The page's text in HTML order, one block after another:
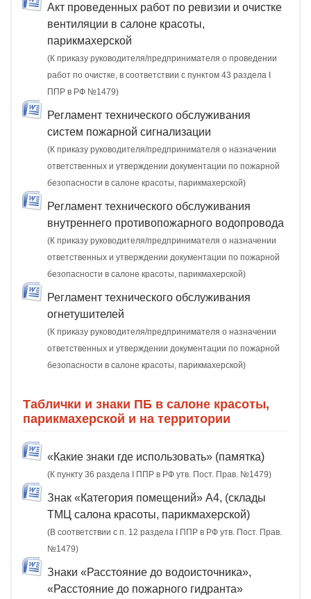
Акт проведенных работ по ревизии и очистке
вентиляции в салоне красоты,
парикмахерской
(К приказу руководителя/предпринимателя о проведении
работ по очистке, в соответствии с пунктом 43 раздела I
ППР в РФ №1479)
Регламент технического обслуживания
систем пожарной сигнализации
(К приказу руководителя/предпринимателя о назначении
ответственных и утверждении документации по пожарной
безопасности в салоне красоты, парикмахерской)
Регламент технического обслуживания
внутреннего противопожарного водопровода
(К приказу руководителя/предпринимателя о назначении
ответственных и утверждении документации по пожарной
безопасности в салоне красоты, парикмахерской)
Регламент технического обслуживания
огнетушителей
(К приказу руководителя/предпринимателя о назначении
ответственных и утверждении документации по пожарной
безопасности в салоне красоты, парикмахерской)
Таблички и знаки ПБ в салоне красоты,
парикмахерской и на территории
«Какие знаки где использовать» (памятка)
(К пункту 36 раздела I ППР в РФ утв. Пост. Прав. №1479)
Знак «Категория помещений» А4, (склады
ТМЦ салона красоты, парикмахерской)
(В соответствии с п. 12 раздела I ППР в РФ утв. Пост. Прав.
№1479)
Знаки «Расстояние до водоисточника»,
«Расстояние до пожарного гидранта»